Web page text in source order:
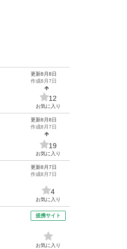
更新8月8日
作成8月7日
12
お気に入り
更新8月8日
作成8月7日
19
お気に入り
更新8月7日
作成8月7日
4
お気に入り
提携サイト
お気に入り